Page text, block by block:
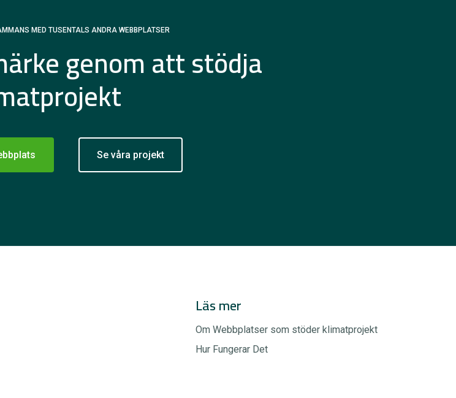
MED TUSENTALS ANDRA WEBBPLATSER
genom att stödja
Se våra projekt
Läs mer
Om Webbplatser som stöder klimatprojekt
Hur Fungerar Det